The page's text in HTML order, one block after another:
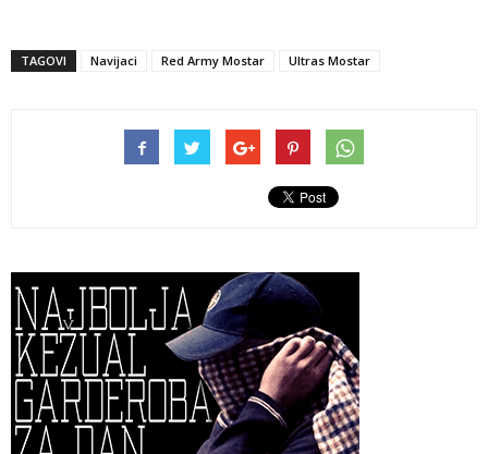
TAGOVI Navijaci Red Army Mostar Ultras Mostar